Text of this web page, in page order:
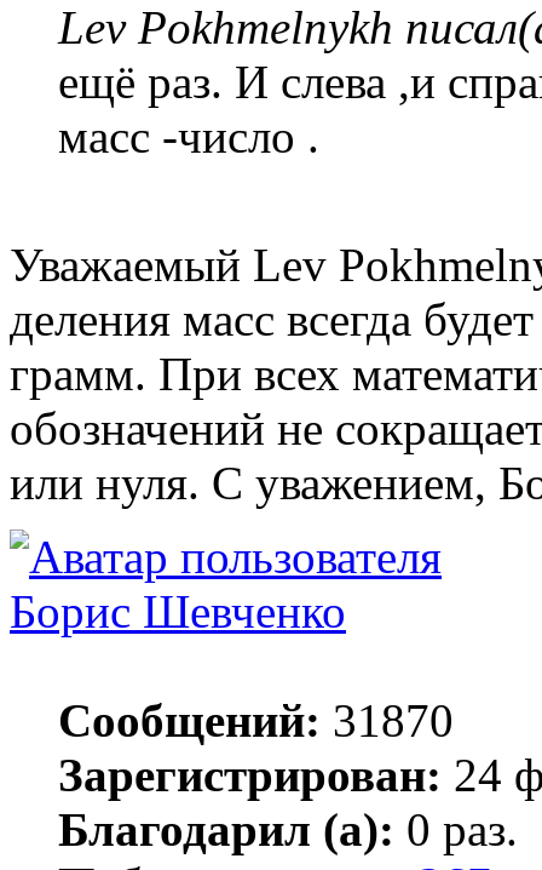
Lev Pokhmelnykh
ещё раз. И слева ,и
масс -число .
Уважаемый Lev
деления масс всегда
грамм. При всех
обозначений не
или нуля. С уважением,
Борис Шевченко
Сообщений: 31870
Зарегистрирован: 24
Благодарил (а): 0 раз.